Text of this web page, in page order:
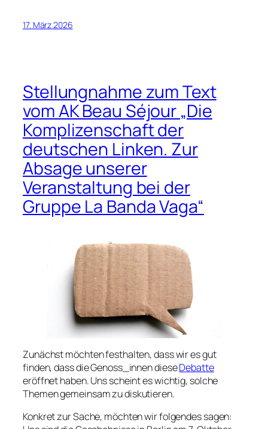
17. März 2026
Stellungnahme zum Text
vom AK Beau Séjour „Die
Komplizenschaft der
deutschen Linken. Zur
Absage unserer
Veranstaltung bei der
Gruppe La Banda Vaga“
Zunächst möchten festhalten, dass wir es gut
finden, dass die Genoss_innen dieseDebatte
eröffnet haben. Uns scheint es wichtig, solche
Themen gemeinsam zu diskutieren.
Konkret zur Sache, möchten wir folgendes sagen: